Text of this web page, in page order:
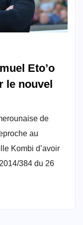
Eto’o
le nouvel
de
au
Kombi d’avoir
384 du 26